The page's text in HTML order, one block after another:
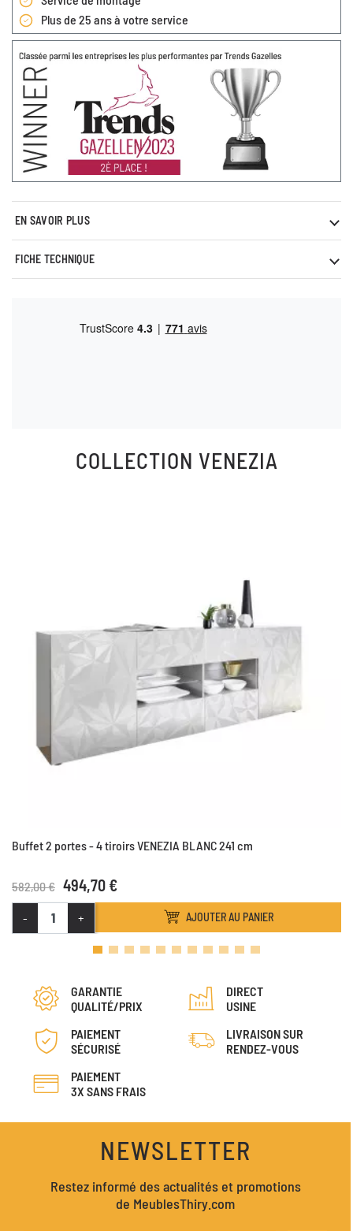
Plus de 25 ans à votre service
EN SAVOIR PLUS
FICHE TECHNIQUE
COLLECTION VENEZIA
Buffet 2 portes - 4 tiroirs VENEZIA BLANC 241 cm
582,00 € 494,70 €
- + AJOUTER AU PANIER
GARANTIE
QUALITÉ/PRIX
DIRECT
USINE
PAIEMENT
SÉCURISÉ
LIVRAISON SUR
RENDEZ-VOUS
PAIEMENT
3X SANS FRAIS
NEWSLETTER
Restez informé des actualités et promotions
de MeublesThiry.com